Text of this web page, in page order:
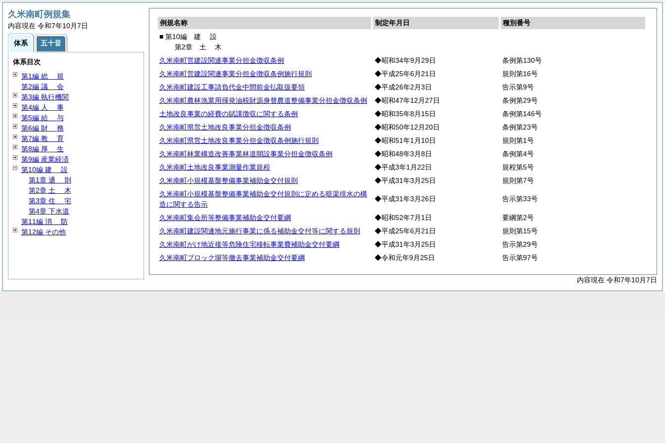
例規名称 制定年月日
種別番号
■ 第10編 建 設
第2章 土 木
久米南町営建設関連事業分担金徴収条例
◆昭和34年9月29日
条例第130号
久米南町営建設関連事業分担金徴収条例施行規則
◆平成25年6月21日
規則第16号
久米南町建設工事請負代金中間前金払取扱要領
◆平成26年2月3日
告示第9号
久米南町農林漁業用揮発油税財源身替農道整備事業分担金徴収条例
◆昭和47年12月27日
条例第29号
土地改良事業の経費の賦課徴収に関する条例
◆昭和35年8月15日
条例第146号
久米南町県営土地改良事業分担金徴収条例
◆昭和50年12月20日
条例第23号
久米南町県営土地改良事業分担金徴収条例施行規則
◆昭和51年1月10日
規則第1号
久米南町林業構造改善事業林道開設事業分担金徴収条例
◆昭和48年3月8日
条例第4号
久米南町土地改良事業測量作業規程
◆平成3年1月22日
規程第5号
久米南町小規模基盤整備事業補助金交付規則
◆平成31年3月25日
規則第7号
久米南町小規模基盤整備事業補助金交付規則に定める暗渠排水の構
造に関する告示
◆平成31年3月26日 告示第33号
久米南町集会所等整備事業補助金交付要綱 ◆昭和52年7月1日
要綱第2号
久米南町建設関連地元施行事業に係る補助金交付等に関する規則
◆平成25年6月21日
規則第15号
久米南町がけ地近接等危険住宅移転事業費補助金交付要綱
◆平成31年3月25日
告示第29号
久米南町ブロック塀等撤去事業補助金交付要綱
◆令和元年9月25日 告示第97号
内容現在 令和7年10月7日
久米南町例規集
内容現在 令和7年10月7日
体系 五十音
体系目次
第1編 総 規
第2編 議 会
第3編 執行機関
第4編 人 事
第5編 給 与
第6編 財 務
第7編 教 育
第8編 厚 生
第9編 産業経済
第10編 建 設
第1章 通 則
第2章 土 木
第3章 住 宅
第4章 下水道
第11編 消 防
第12編 その他